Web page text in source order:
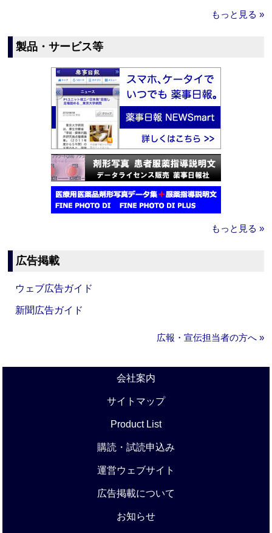
もっと見る »
製品・サービス等
もっと見る »
広告掲載
ウェブ広告ガイド
新聞広告ガイド
広報・宣伝担当者の方へ »
会社案内
サイトマップ
Product List
購読・試読申込み
運営ウェブサイト
広告掲載について
お知らせ